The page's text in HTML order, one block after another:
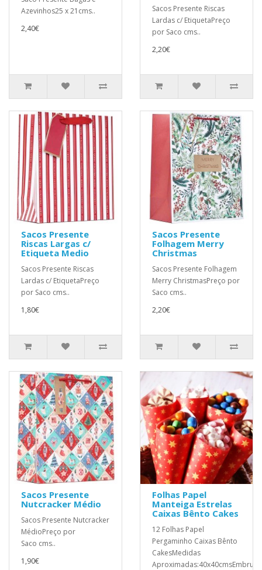
Azevinhos25 x 21cms..
2,40€
Sacos Presente Riscas
Lardas c/ EtiquetaPreço
por Saco cms..
2,20€
Sacos Presente
Riscas Largas c/
Etiqueta Medio
Sacos Presente Riscas
Lardas c/ EtiquetaPreço
por Saco cms..
1,80€
Sacos Presente
Folhagem Merry
Christmas
Sacos Presente Folhagem
Merry ChristmasPreço por
Saco cms..
2,20€
Sacos Presente
Nutcracker Médio
Sacos Presente Nutcracker
MédioPreço por
Saco cms..
1,90€
Folhas Papel
Manteiga Estrelas
Caixas Bênto Cakes
12 Folhas Papel
Pergaminho Caixas Bênto
CakesMedidas